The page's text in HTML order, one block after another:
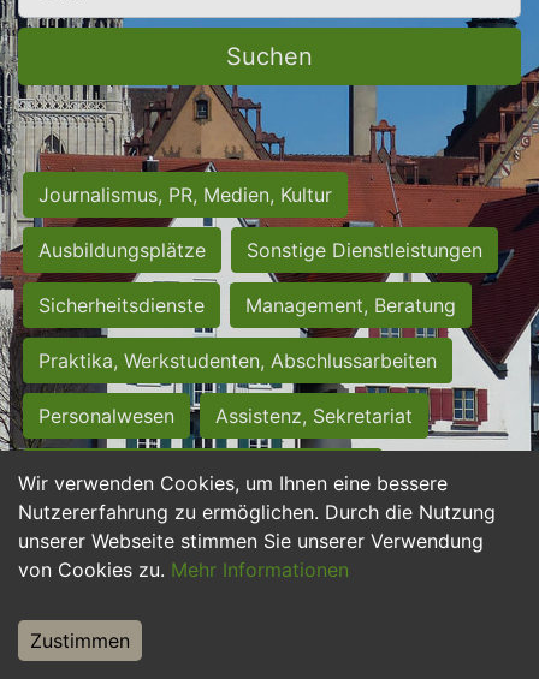
Wir verwenden Cookies, um Ihnen eine bessere
Nutzererfahrung zu ermöglichen. Durch die Nutzung
unserer Webseite stimmen Sie unserer Verwendung
von Cookies zu. Mehr Informationen
Zustimmen
Suchen
Journalismus, PR, Medien, Kultur
Ausbildungsplätze Sonstige Dienstleistungen
Sicherheitsdienste Management, Beratung
Praktika, Werkstudenten, Abschlussarbeiten
Personalwesen Assistenz, Sekretariat
Hilfskräfte, Aushilfs- und Nebenjobs
Einkauf, Logistik, Materialwirtschaft
Weiterbildung, Studium, duale Ausbildung
Tourismus